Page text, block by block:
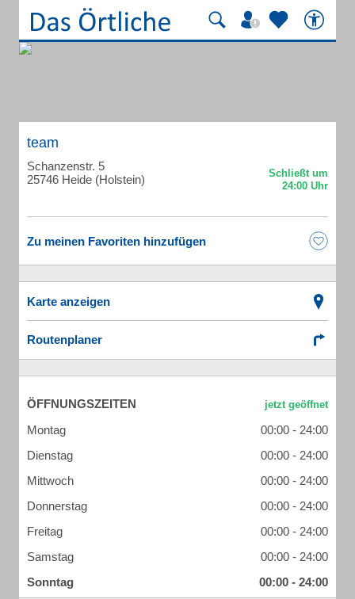
team
Schanzenstr. 5
25746 Heide (Holstein)
Zu meinen Favoriten hinzufügen
Karte anzeigen
Routenplaner
ÖFFNUNGSZEITEN
Montag
00:00 - 24:00
Dienstag
00:00 - 24:00
Mittwoch
00:00 - 24:00
Donnerstag
00:00 - 24:00
Freitag
00:00 - 24:00
Samstag
00:00 - 24:00
Sonntag
00:00 - 24:00